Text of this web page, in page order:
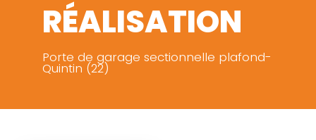
RÉALISATION
Porte de garage sectionnelle plafond-
Quintin (22)